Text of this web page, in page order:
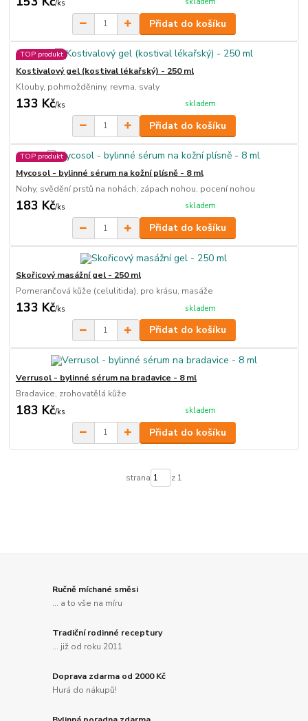
/ks
Přidat do košíku
TOP produkt
Kostivalový gel (kostival lékařský) - 250 ml
Klouby, pohmožděniny, revma, svaly
133 Kč/ks skladem
Přidat do košíku
TOP produkt
Mycosol - bylinné sérum na kožní plísně - 8 ml
Nohy, svědění prstů na nohách, zápach nohou, pocení nohou
183 Kč/ks skladem
Přidat do košíku
Skořicový masážní gel - 250 ml
Pomerančová kůže (celulitida), pro krásu, masáže
133 Kč/ks skladem
Přidat do košíku
Verrusol - bylinné sérum na bradavice - 8 ml
Bradavice, zrohovatělá kůže
183 Kč/ks skladem
Přidat do košíku
strana z 1
Ručně míchané směsi
... a to vše na míru
Tradiční rodinné receptury
... již od roku 2011
Doprava zdarma od 2000 Kč
Hurá do nákupů!